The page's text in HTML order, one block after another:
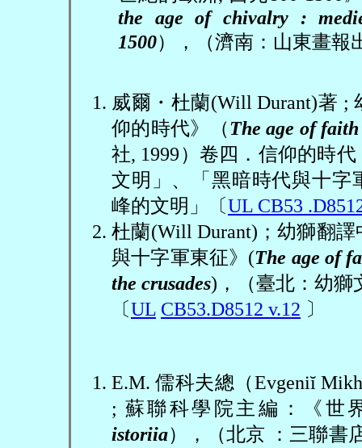
the age of chivalry :
1500），（濟南：山東畫報
威爾 ・杜蘭(Will Durant)著 ;
仰的時代》（The age of faith
社, 1999）卷四．信仰的時
文明」、「黑暗時代與十字
峰的文明」〔UL CB53
杜蘭(Will Durant) ；幼獅翻
與十字軍東征》 (The age of
the crusades) ，（臺北：幼
〔UL CB53.D8512 v.12 〕
E.M.儒科夫總（Evgeniĭ
; 蘇聯科學院主編：《世
istoriia），（北京
：三聯書